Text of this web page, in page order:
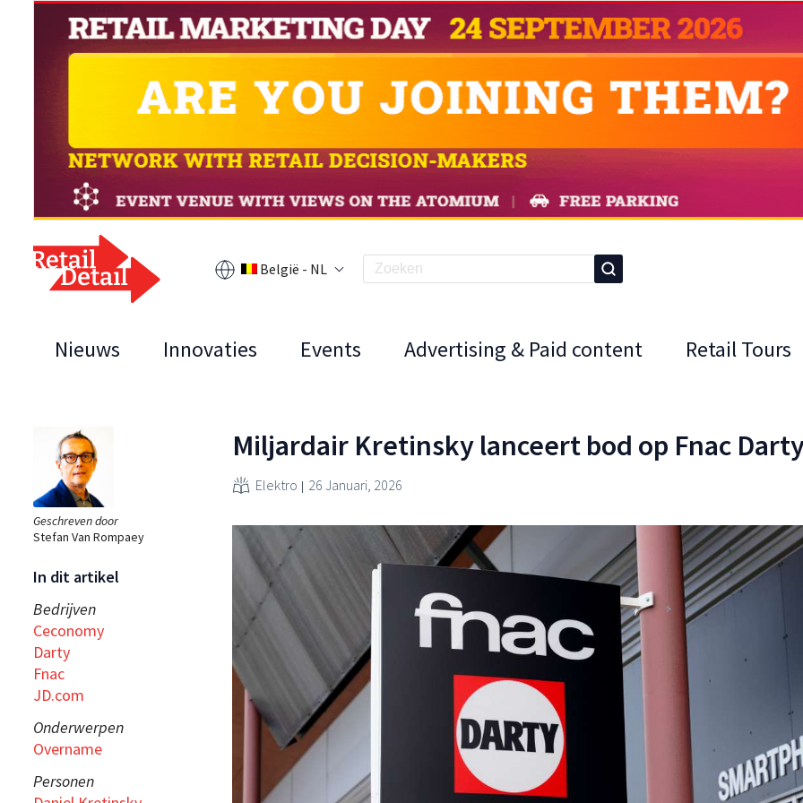
België - NL
Nieuws Innovaties Events Advertising & Paid content Retail Tours
Geschreven door
Stefan Van Rompaey
In dit artikel
Bedrijven
Ceconomy
Darty
Fnac
JD.com
Onderwerpen
Overname
Personen
Miljardair Kretinsky lanceert bod op Fnac
Elektro 26 Januari, 2026